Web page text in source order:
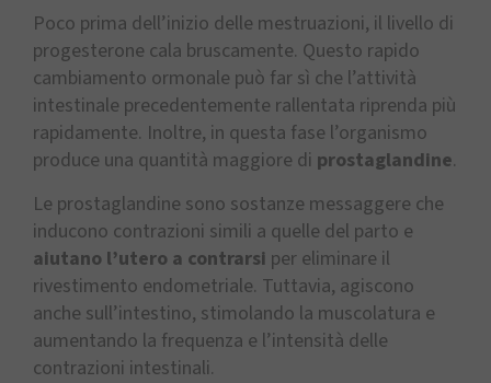
Poco prima dell’inizio delle mestruazioni, il livello di
progesterone cala bruscamente. Questo rapido
cambiamento ormonale può far sì che l’attività
intestinale precedentemente rallentata riprenda più
rapidamente. Inoltre, in questa fase l’organismo
produce una quantità maggiore di prostaglandine.
Le prostaglandine sono sostanze messaggere che
inducono contrazioni simili a quelle del parto e
aiutano l’utero a contrarsi per eliminare il
rivestimento endometriale. Tuttavia, agiscono
anche sull’intestino, stimolando la muscolatura e
aumentando la frequenza e l’intensità delle
contrazioni intestinali.